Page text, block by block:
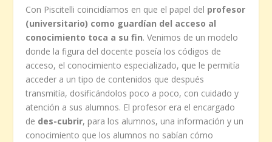
Con Piscitelli coincidíamos en que el papel del profesor
(universitario) como guardían del acceso al
conocimiento toca a su fin. Venimos de un modelo
donde la figura del docente poseía los códigos de
acceso, el conocimiento especializado, que le permitía
acceder a un tipo de contenidos que después
transmitía, dosificándolos poco a poco, con cuidado y
atención a sus alumnos. El profesor era el encargado
de des-cubrir, para los alumnos, una información y un
conocimiento que los alumnos no sabían cómo